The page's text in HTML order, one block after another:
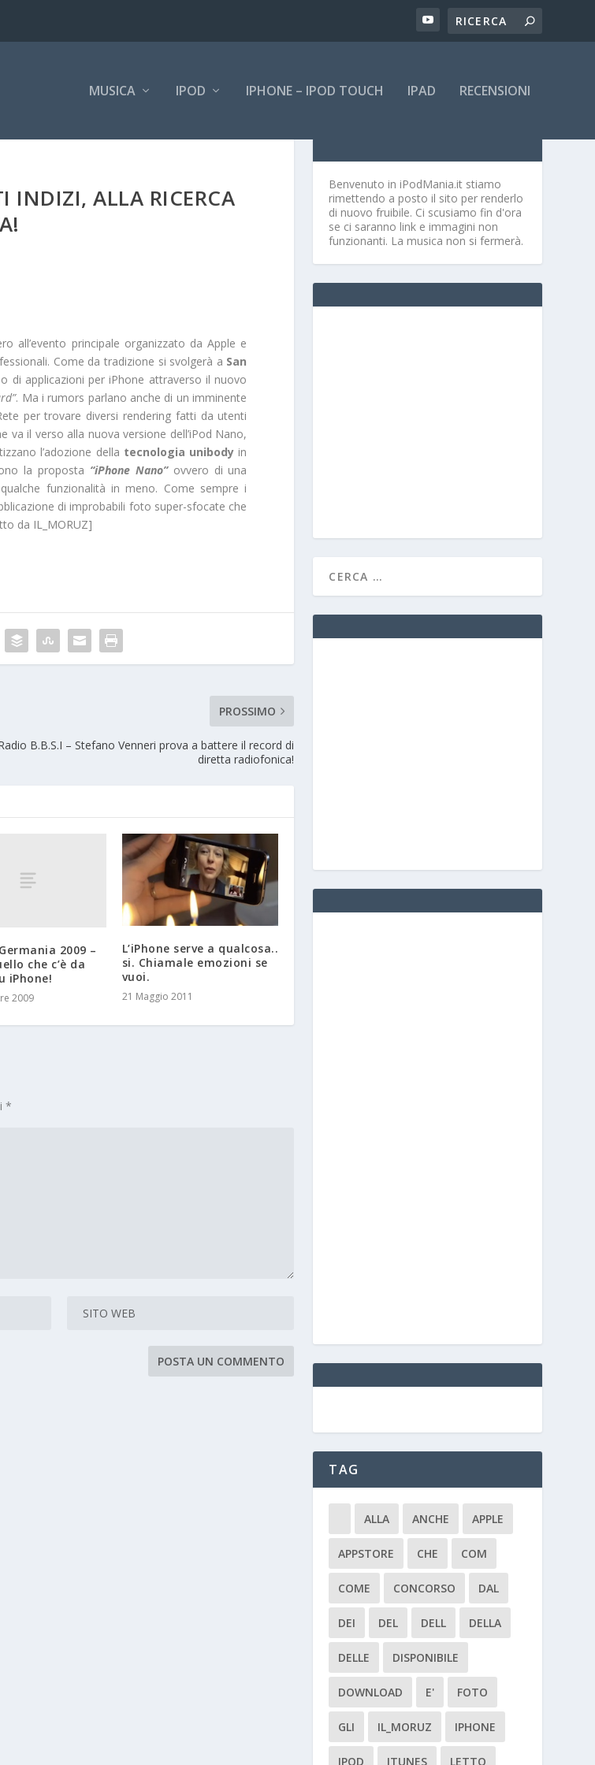
MUSICA IPOD IPHONE – IPOD TOUCH IPAD RECENSIONI
INDIZI, ALLA RICERCA
all’evento principale organizzato da Apple e
Come da tradizione si svolgerà a San
di applicazioni per iPhone attraverso il nuovo
. Ma i rumors parlano anche di un imminente
per trovare diversi rendering fatti da utenti
va il verso alla nuova versione dell’iPod Nano,
l’adozione della tecnologia unibody in
la proposta “iPhone Nano”ovvero di una
funzionalità in meno. Come sempre i
di improbabili foto super-sfocate che
da IL_MORUZ]
PROSSIMO
B.B.S.I – Stefano Venneri prova a battere il record di
diretta radiofonica!
2009 –
che c’è da
iPhone!
2009
L’iPhone serve a qualcosa..
si. Chiamale emozioni se
vuoi.
21 Maggio 2011
*
Benvenuto in iPodMania.it stiamo
rimettendo a posto il sito per renderlo
di nuovo fruibile. Ci scusiamo fin d'ora
se ci saranno link e immagini non
funzionanti. La musica non si fermerà.
TAG
ALLA ANCHE APPLE
APPSTORE CHE COM
COME CONCORSO DAL
DEI DEL DELL DELLA
DELLE DISPONIBILE
DOWNLOAD E' FOTO
GLI IL_MORUZ IPHONE
IPOD ITUNES LETTO